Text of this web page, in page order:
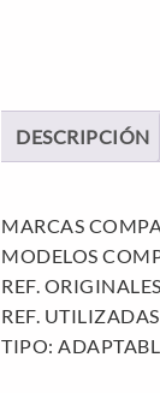
DESCRIPCIÓN
MARCAS
MODELOS
REF.
REF.
TIPO: